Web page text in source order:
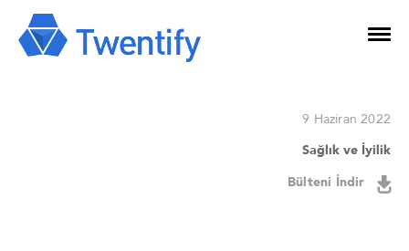
9 Haziran 2022
Sağlık ve İyilik
Bülteni İndir